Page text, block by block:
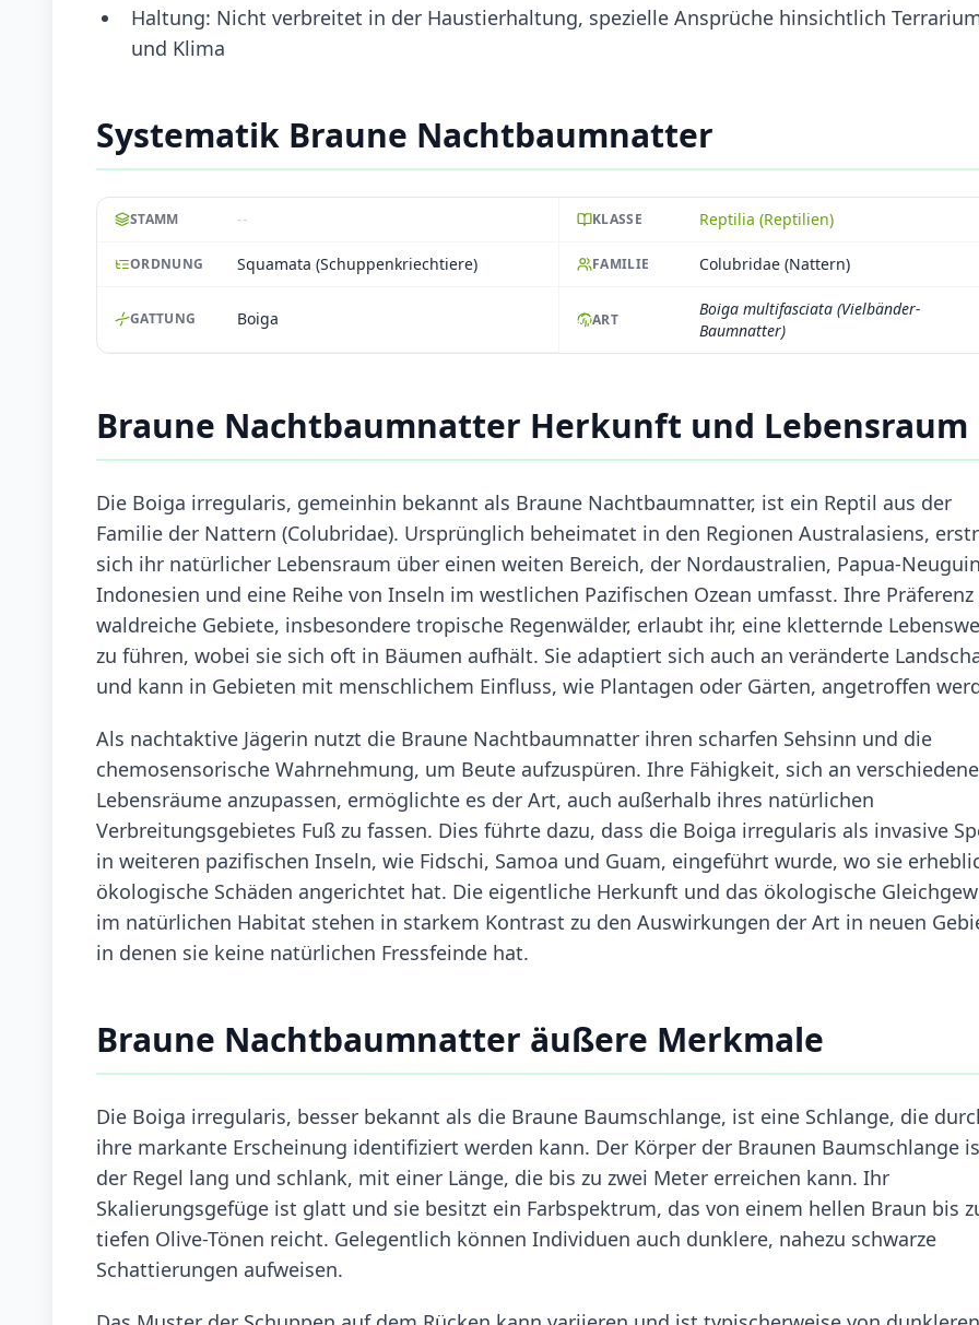
Haltung: Nicht verbreitet in der Haustierhaltung, spezielle Ansprüche hinsichtlich
und Klima
Systematik Braune Nachtbaumnatter
STAMM -- KLASSE Reptilia (Reptilien)
ORDNUNG Squamata (Schuppenkriechtiere) FAMILIE Colubridae (Nattern)
GATTUNG Boiga ART
Boiga multifasciata (Vielbänder-
Baumnatter)
Braune Nachtbaumnatter Herkunft und Lebensraum
Die Boiga irregularis, gemeinhin bekannt als Braune Nachtbaumnatter, ist ein Reptil aus der
Familie der Nattern (Colubridae). Ursprünglich beheimatet in den Regionen Australasiens,
sich ihr natürlicher Lebensraum über einen weiten Bereich, der Nordaustralien, Papua-
Indonesien und eine Reihe von Inseln im westlichen Pazifischen Ozean umfasst. Ihre
waldreiche Gebiete, insbesondere tropische Regenwälder, erlaubt ihr, eine kletternde
zu führen, wobei sie sich oft in Bäumen aufhält. Sie adaptiert sich auch an veränderte
und kann in Gebieten mit menschlichem Einfluss, wie Plantagen oder Gärten, angetroffen
Als nachtaktive Jägerin nutzt die Braune Nachtbaumnatter ihren scharfen Sehsinn und die
chemosensorische Wahrnehmung, um Beute aufzuspüren. Ihre Fähigkeit, sich an verschiedene
Lebensräume anzupassen, ermöglichte es der Art, auch außerhalb ihres natürlichen
Verbreitungsgebietes Fuß zu fassen. Dies führte dazu, dass die Boiga irregularis als invasive
in weiteren pazifischen Inseln, wie Fidschi, Samoa und Guam, eingeführt wurde, wo sie
ökologische Schäden angerichtet hat. Die eigentliche Herkunft und das ökologische
im natürlichen Habitat stehen in starkem Kontrast zu den Auswirkungen der Art in neuen
in denen sie keine natürlichen Fressfeinde hat.
Braune Nachtbaumnatter äußere Merkmale
Die Boiga irregularis, besser bekannt als die Braune Baumschlange, ist eine Schlange, die
ihre markante Erscheinung identifiziert werden kann. Der Körper der Braunen Baumschlange
der Regel lang und schlank, mit einer Länge, die bis zu zwei Meter erreichen kann. Ihr
Skalierungsgefüge ist glatt und sie besitzt ein Farbspektrum, das von einem hellen Braun bis
tiefen Olive-Tönen reicht. Gelegentlich können Individuen auch dunklere, nahezu schwarze
Schattierungen aufweisen.